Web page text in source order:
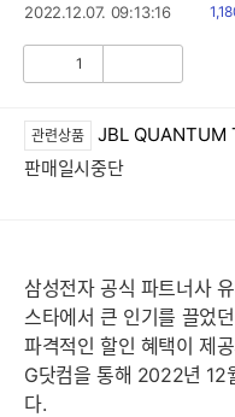
토
2022.12.07. 09:13:16
읽
1
관련상품
JBL QUANTUM
판매일시중단
삼성전자 공식 파트너사
스타에서 큰 인기를 끌었
파격적인 할인 혜택이 제
G닷컴을 통해 2022년 12
다.